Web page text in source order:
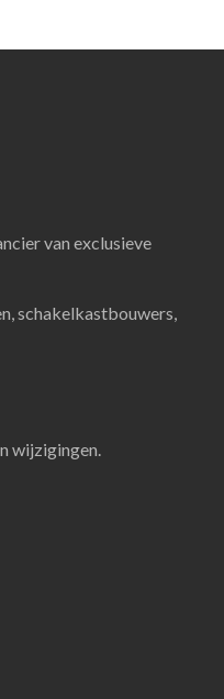
van exclusieve
schakelkastbouwers,
wijzigingen.